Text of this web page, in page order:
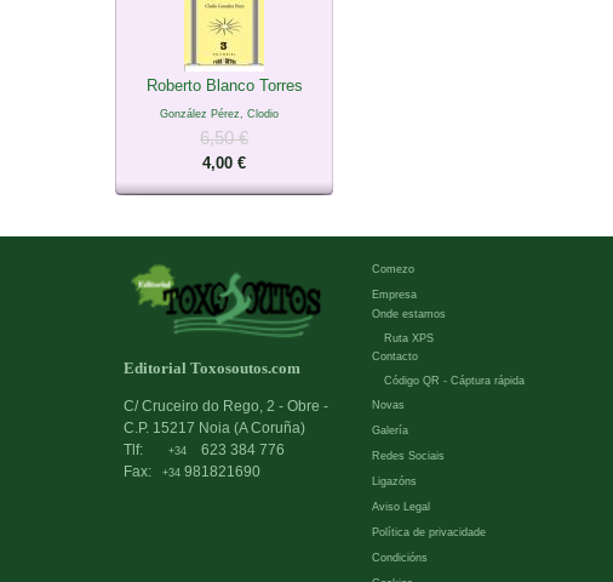
Roberto Blanco Torres
González Pérez, Clodio
6,50 €
4,00 €
Editorial Toxosoutos.com
C/ Cruceiro do Rego, 2 - Obre -
C.P. 15217 Noia (A Coruña)
Tlf:
+34
623 384 776
Fax:
+34 981821690
Comezo
Empresa
Onde estamos
Ruta XPS
Contacto
Código QR - Cáptura rápida
Novas
Galería
Redes Sociais
Ligazóns
Aviso Legal
Política de privacidade
Condicións